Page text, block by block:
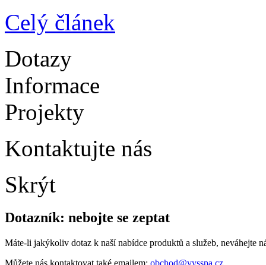
Celý článek
Dotazy
Informace
Projekty
Kontaktujte nás
Skrýt
Dotazník: nebojte se zeptat
Máte-li jakýkoliv dotaz k naší nabídce produktů a služeb, neváhejte
Můžete nás kontaktovat také emailem: obchod@vysspa.cz